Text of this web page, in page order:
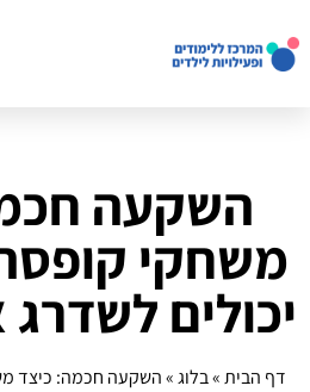
השקעה
משחקי קופסה
יכולים
דף הבית»בלוג»השקעה חכמה: כיצד